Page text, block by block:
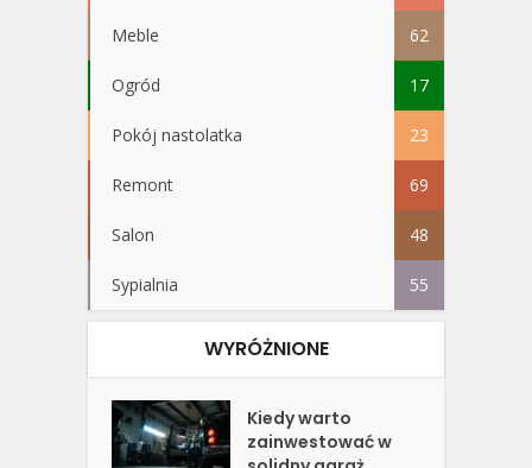
Meble 62
Ogród 17
Pokój nastolatka 23
Remont 69
Salon 48
Sypialnia 55
WYRÓŻNIONE
Kiedy warto
zainwestować w